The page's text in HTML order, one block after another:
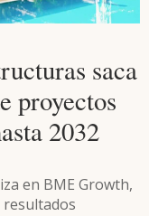
saca
proyectos
2032
en BME Growth,